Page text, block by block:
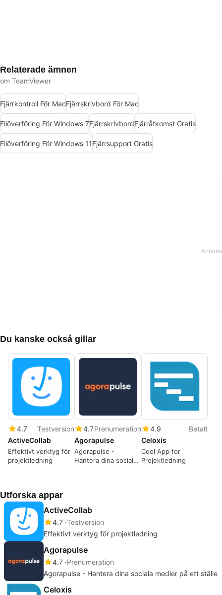
Relaterade ämnen
om TeamViewer
Fjärrkontroll För MacFjärrskrivbord För Mac
Filöverföring För Windows 7FjärrskrivbordFjärråtkomst Gratis
Filöverföring För Windows 11Fjärrsupport Gratis
Du kanske också gillar
4.7
Testversion
ActiveCollab
Effektivt verktyg för
projektledning
4.7Prenumeration
Agorapulse
Agorapulse -
Hantera dina sociala
4.9
Betalt
Celoxis
Cool App for
Projektledning
Utforska appar
ActiveCollab
4.7 Testversion
Effektivt verktyg för projektledning
Agorapulse
4.7 Prenumeration
Agorapulse - Hantera dina sociala medier på ett ställe
Celoxis